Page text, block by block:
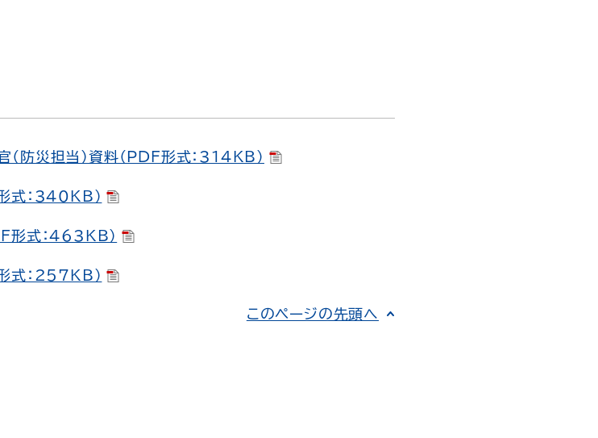
防災担当）資料（PDF形式：314KB）
式：340KB）
形式：463KB）
式：257KB）
このページの先頭へ